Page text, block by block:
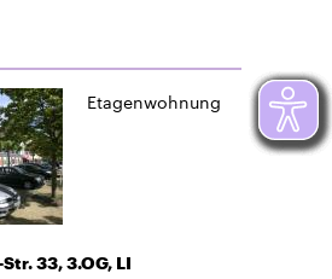
Etagenwohnung
33, 3.OG, LI